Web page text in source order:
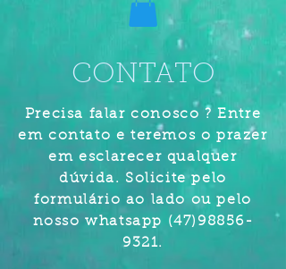
CONTATO
Precisa falar conosco ? Entre
em contato e teremos o prazer
em esclarecer qualquer
dúvida. Solicite pelo
formulário ao lado ou pelo
nosso whatsapp (47)98856-
9321.